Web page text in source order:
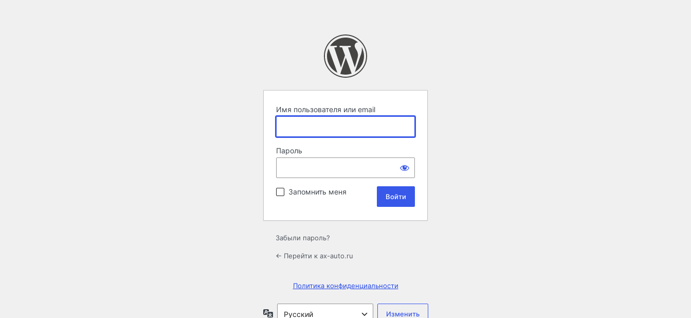
Имя пользователя или email
Пароль
Запомнить меня
Забыли пароль?
← Перейти к ax-auto.ru
Политика конфиденциальности
Язык